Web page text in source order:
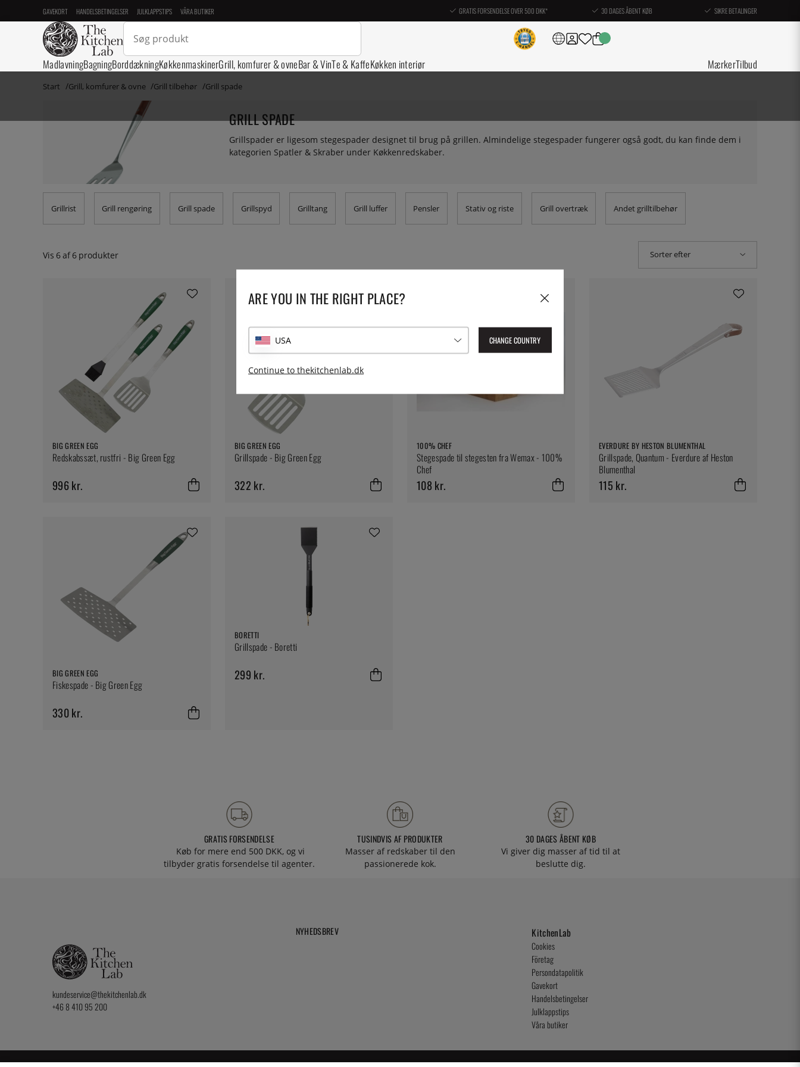
GAVEKORT HANDELSBETINGELSER JULKLAPPSTIPS VÅRA BUTIKER GRATIS FORSENDELSE OVER 500 DKK* 30 DAGES ÅBENT KØB SIKRE BETALINGER
MadlavningBagningBorddækningKøkkenmaskinerGrill, komfurer & ovneBar & VinTe & KaffeKøkken interiør MærkerTilbud
Start Grill, komfurer & ovne Grill tilbehør Grill spade
GRILL SPADE
Grillspader er ligesom stegespader designet til brug på grillen. Almindelige stegespader fungerer også godt, du kan finde dem i
kategorien Spatler & Skraber under Køkkenredskaber.
Grillrist Grill rengøring Grill spade Grillspyd Grilltang Grill luffer Pensler Stativ og riste Grill overtræk Andet grilltilbehør
Vis 6af 6 produkter Sorter efter
BIG GREEN EGG
Redskabssæt, rustfri - Big Green Egg
996 kr.
BIG GREEN EGG
Grillspade - Big Green Egg
322 kr.
100% CHEF
Stegespade til stegesten fra Wemax - 100%
Chef
108 kr.
EVERDURE BY HESTON BLUMENTHAL
Grillspade, Quantum - Everdure af Heston
Blumenthal
115 kr.
BIG GREEN EGG
Fiskespade - Big Green Egg
330 kr.
BORETTI
Grillspade - Boretti
299 kr.
GRATIS FORSENDELSE
Køb for mere end 500 DKK, og vi
tilbyder gratis forsendelse til agenter.
TUSINDVIS AF PRODUKTER
Masser af redskaber til den
passionerede kok.
30 DAGES ÅBENT KØB
Vi giver dig masser af tid til at
beslutte dig.
kundeservice@thekitchenlab.dk
+46 8 410 95 200
NYHEDSBREV KitchenLab
Cookies
Företag
Persondatapolitik
Gavekort
Handelsbetingelser
Julklappstips
Våra butiker
ARE YOU IN THE RIGHT PLACE?
USA CHANGE COUNTRY
Continue to thekitchenlab.dk